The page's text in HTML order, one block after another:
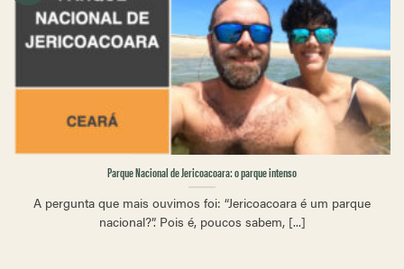
Parque Nacional de Jericoacoara: o parque intenso
A pergunta que mais ouvimos foi: “Jericoacoara é um parque
nacional?”. Pois é, poucos sabem, [...]